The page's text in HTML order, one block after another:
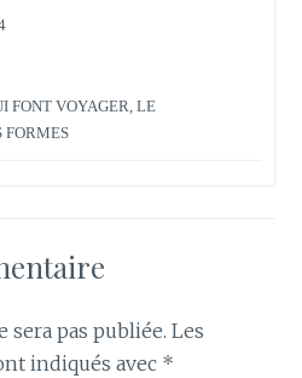
FONT VOYAGER ,LE
FORMES
sera pas publiée. Les
indiqués avec *